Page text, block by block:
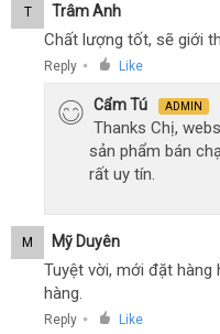
T Trâm Anh
Chất lượng tốt, sẽ giới
Reply ● Like
Cẩm Tú ADMIN
Thanks Chị,
sản phẩm bán
rất uy tín.
M Mỹ Duyên
Tuyệt vời, mới đặt
hàng.
Reply ● Like